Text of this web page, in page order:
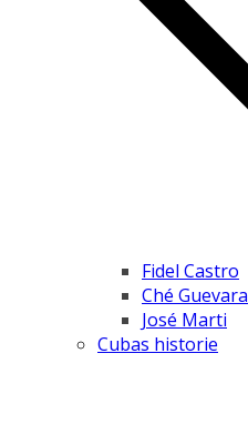
Fidel Castro
Ché Guevara
José Marti
Cubas historie